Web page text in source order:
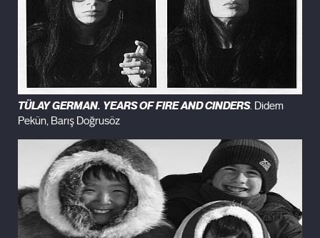
TÜLAY GERMAN. YEARS OF FIRE AND CINDERS. Didem
Pekün, Barış Doğrusöz